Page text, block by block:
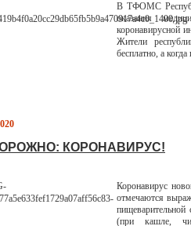
В ТФОМС
оказания
коронавирусной
Жители
бесплатно, а когда
КОРОНАВИРУС!
Коронавирус
отмечаются
(при кашле,